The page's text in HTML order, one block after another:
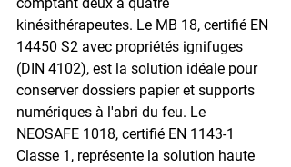
kinésithérapeutes. Le MB 18, certifié EN
14450 S2 avec propriétés ignifuges
(DIN 4102), est la solution idéale pour
conserver dossiers papier et supports
numériques à l'abri du feu. Le
NEOSAFE 1018, certifié EN 1143-1
Classe 1, représente la solution haute